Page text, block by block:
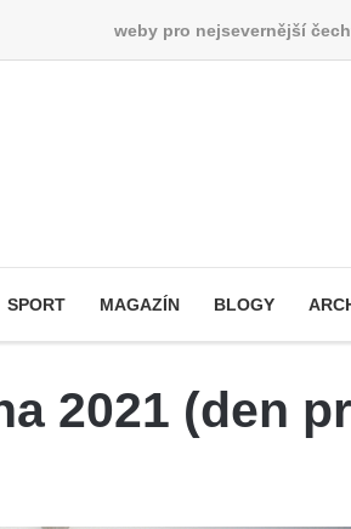
weby pro nejsevernější
SPORT MAGAZÍN BLOGY
2021 (den